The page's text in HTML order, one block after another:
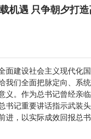
机遇 只争朝夕打
面建设社会主义现代化
我们全面把脉定向、系
义。作为总书记曾经亲
书记重要讲话指示武装
进，以实际成效回报总